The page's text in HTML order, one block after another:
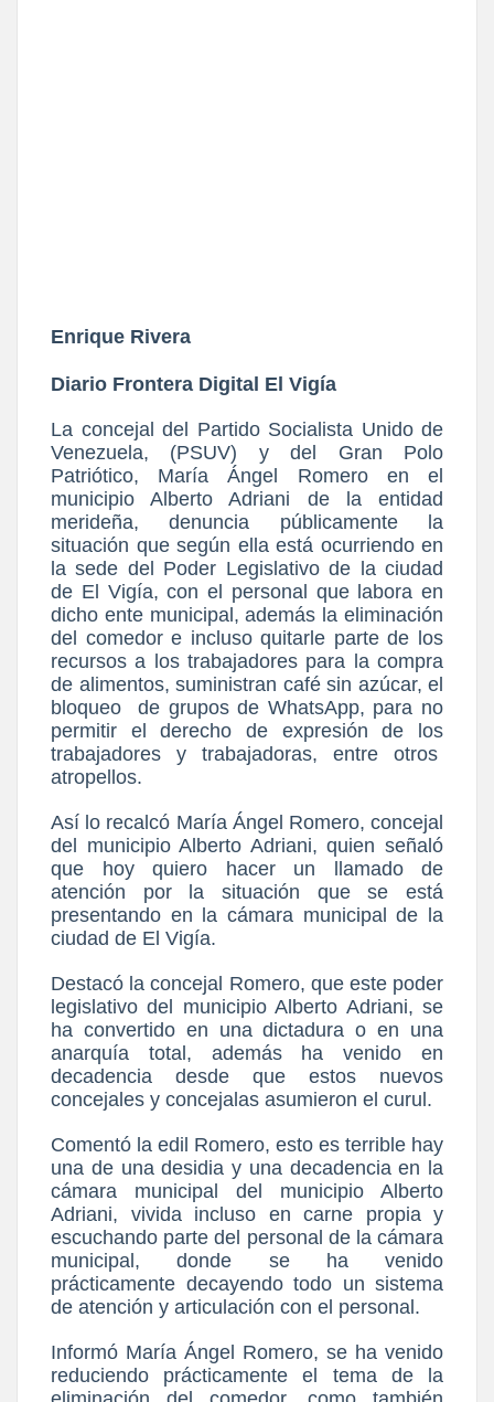
Enrique Rivera
Diario Frontera Digital El Vigía
La concejal del Partido Socialista Unido de
Venezuela, (PSUV) y del Gran Polo
Patriótico, María Ángel Romero en el
municipio Alberto Adriani de la entidad
merideña, denuncia públicamente la
situación que según ella está ocurriendo en
la sede del Poder Legislativo de la ciudad
de El Vigía, con el personal que labora en
dicho ente municipal, además la eliminación
del comedor e incluso quitarle parte de los
recursos a los trabajadores para la compra
de alimentos, suministran café sin azúcar, el
bloqueo
de grupos de WhatsApp, para no
permitir el derecho de expresión de los
trabajadores y trabajadoras, entre otros
atropellos.
Así lo recalcó María Ángel Romero, concejal
del municipio Alberto Adriani, quien señaló
que hoy quiero hacer un llamado de
atención por la situación que se está
presentando en la cámara municipal de la
ciudad de El Vigía.
Destacó la concejal Romero, que este poder
legislativo del municipio Alberto Adriani, se
ha convertido en una dictadura o en una
anarquía total, además ha venido en
decadencia desde que estos nuevos
concejales y concejalas asumieron el curul.
Comentó la edil Romero, esto es terrible hay
una de una desidia y una decadencia en la
cámara municipal del municipio Alberto
Adriani, vivida incluso en carne propia y
escuchando parte del personal de la cámara
municipal, donde se ha venido
prácticamente decayendo todo un sistema
de atención y articulación con el personal.
Informó María Ángel Romero, se ha venido
reduciendo prácticamente el tema de la